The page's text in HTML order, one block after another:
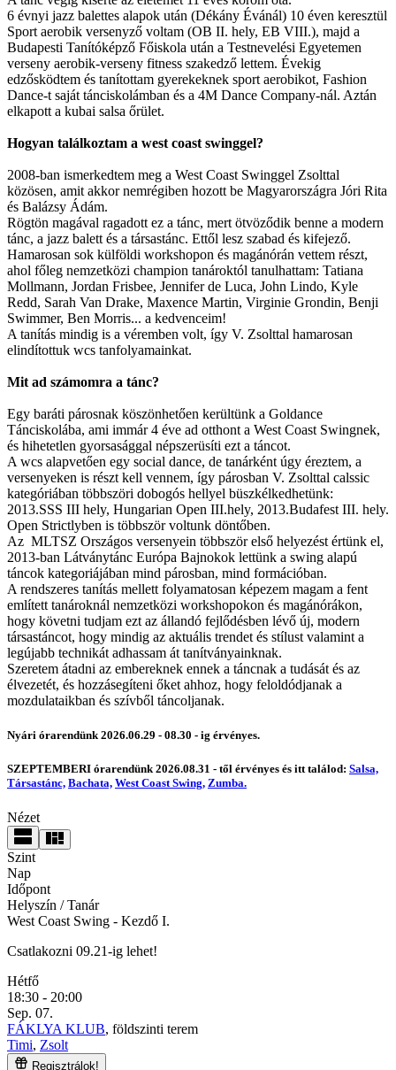
6 évnyi jazz balettes alapok után (Dékány Évánál) 10 éven keresztül
Sport aerobik versenyző voltam (OB II. hely, EB VIII.), majd a
Budapesti Tanítóképző Főiskola után a Testnevelési Egyetemen
verseny aerobik-verseny fitness szakedző lettem. Évekig
edzősködtem és tanítottam gyerekeknek sport aerobikot, Fashion
Dance-t saját tánciskolámban és a 4M Dance Company-nál. Aztán
elkapott a kubai salsa őrület.
Hogyan találkoztam a west coast swinggel?
2008-ban ismerkedtem meg a West Coast Swinggel Zsolttal
közösen, amit akkor nemrégiben hozott be Magyarországra Jóri Rita
és Balázsy Ádám.
Rögtön magával ragadott ez a tánc, mert ötvöződik benne a modern
tánc, a jazz balett és a társastánc. Ettől lesz szabad és kifejező.
Hamarosan sok külföldi workshopon és magánórán vettem részt,
ahol főleg nemzetközi champion tanároktól tanulhattam: Tatiana
Mollmann, Jordan Frisbee, Jennifer de Luca, John Lindo, Kyle
Redd, Sarah Van Drake, Maxence Martin, Virginie Grondin, Benji
Swimmer, Ben Morris... a kedvenceim!
A tanítás mindig is a véremben volt, így V. Zsolttal hamarosan
elindítottuk wcs tanfolyamainkat.
Mit ad számomra a tánc?
Egy baráti párosnak köszönhetően kerültünk a Goldance
Tánciskolába, ami immár 4 éve ad otthont a West Coast Swingnek,
és hihetetlen gyorsasággal népszerüsíti ezt a táncot.
A wcs alapvetően egy social dance, de tanárként úgy éreztem, a
versenyeken is részt kell vennem, így párosban V. Zsolttal calssic
kategóriában többszöri dobogós hellyel büszkélkedhetünk:
2013.SSS III hely, Hungarian Open III.hely, 2013.Budafest III. hely.
Open Strictlyben is többször voltunk döntőben.
Az MLTSZ Országos versenyein többször első helyezést értünk el,
2013-ban Látványtánc Európa Bajnokok lettünk a swing alapú
táncok kategoriájában mind párosban, mind formációban.
A rendszeres tanítás mellett folyamatosan képezem magam a fent
említett tanároknál nemzetközi workshopokon és magánórákon,
hogy követni tudjam ezt az állandó fejlődésben lévő új, modern
társastáncot, hogy mindig az aktuális trendet és stílust valamint a
legújabb technikát adhassam át tanítványainknak.
Szeretem átadni az embereknek ennek a táncnak a tudását és az
élvezetét, és hozzásegíteni őket ahhoz, hogy feloldódjanak a
mozdulataikban és szívből táncoljanak.
Nyári órarendünk 2026.06.29 - 08.30 - ig érvényes.
SZEPTEMBERI órarendünk 2026.08.31 - től érvényes és itt találod: Salsa,
Társastánc, Bachata, West Coast Swing, Zumba.
Nézet
Szint
Nap
Időpont
Helyszín / Tanár
West Coast Swing - Kezdő I.
Csatlakozni 09.21-ig lehet!
Hétfő
18:30 - 20:00
Sep. 07.
FÁKLYA KLUB, földszinti terem
Timi, Zsolt
Regisztrálok!